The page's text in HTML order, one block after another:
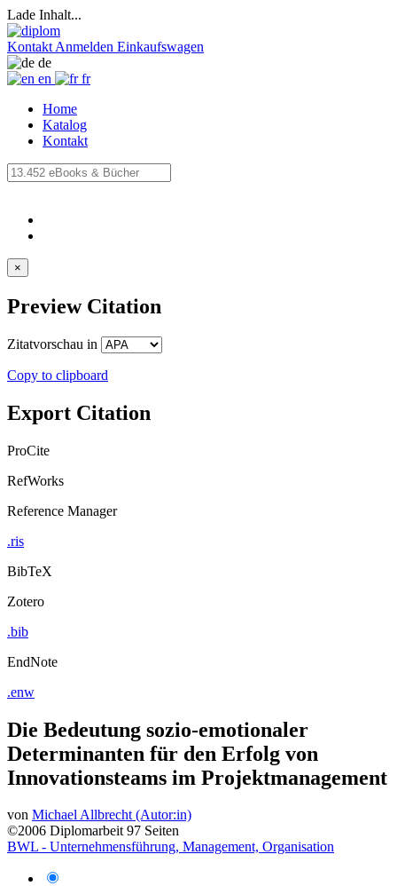
Lade Inhalt...
Kontakt Anmelden Einkaufswagen
de
en
fr
Home
Katalog
Kontakt
×
Preview Citation
Zitatvorschau in
Copy to clipboard
Export Citation
ProCite
RefWorks
Reference Manager
.ris
BibTeX
Zotero
.bib
EndNote
.enw
Die Bedeutung sozio-emotionaler
Determinanten für den Erfolg von
Innovationsteams im Projektmanagement
von Michael Allbrecht (Autor:in)
©2006 Diplomarbeit 97 Seiten
BWL - Unternehmensführung, Management, Organisation